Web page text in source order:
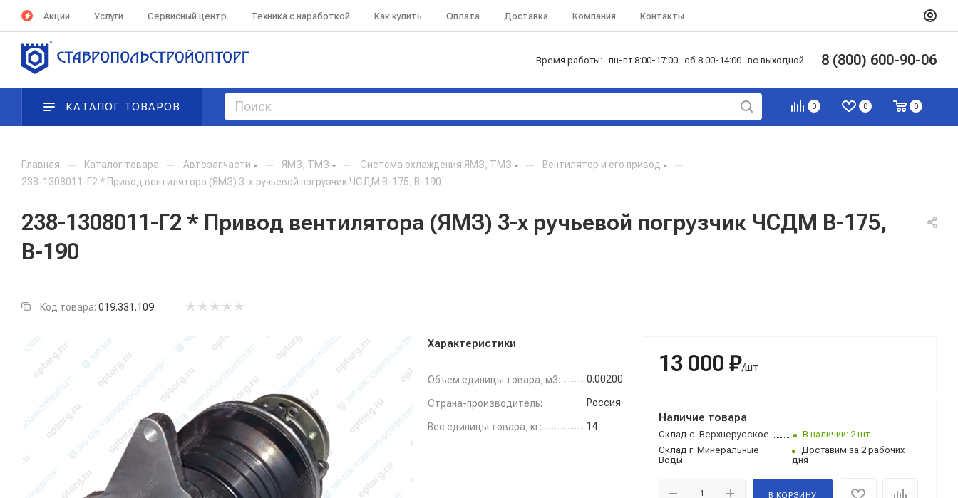
Акции Услуги Сервисный центр Техника с наработкой Как купить Оплата Доставка Компания Контакты
Время работы: пн-пт 8:00-17:00 сб 8:00-14:00 вс выходной 8 (800) 600-90-06
0 0 0
КАТАЛОГ ТОВАРОВ
Главная — Каталог товара — Автозапчасти — ЯМЗ, ТМЗ — Система охлаждения ЯМЗ, ТМЗ — Вентилятор и его привод —
238-1308011-Г2 * Привод вентилятора (ЯМЗ) 3-х ручьевой погрузчик ЧСДМ В-175, В-190
238-1308011-Г2 * Привод вентилятора (ЯМЗ) 3-х ручьевой погрузчик ЧСДМ В-175,
В-190
Код товара: 019.331.109
Характеристики
Объем единицы товара, м3: 0.00200
Страна-производитель: Россия
Вес единицы товара, кг: 14
13 000 ₽/шт
Наличие товара
Склад с. Верхнерусское
В наличии: 2 шт
Склад г. Минеральные
Воды
Доставим за 2 рабочих
дня
В КОРЗИНУ